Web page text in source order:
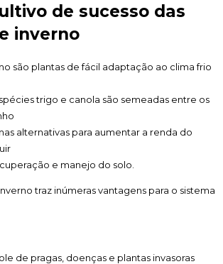
de sucesso das
inverno
são plantas de fácil adaptação ao clima frio
trigo e canola são semeadas entre os
alternativas para aumentar a renda do
e manejo do solo.
traz inúmeras vantagens para o sistema
de pragas, doenças e plantas invasoras